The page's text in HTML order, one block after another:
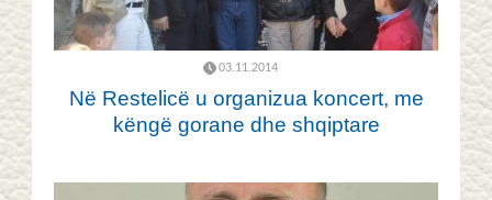
03.11.2014
Në Restelicë u organizua koncert, me
këngë gorane dhe shqiptare